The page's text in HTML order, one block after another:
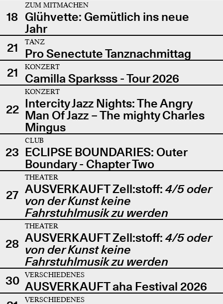
18
ZUM MITMACHEN
Glühvette: Gemütlich ins neue
Jahr
21
TANZ
Pro Senectute Tanznachmittag
21
KONZERT
Camilla Sparksss - Tour 2026
22
KONZERT
Intercity Jazz Nights: The Angry
Man Of Jazz – The mighty Charles
Mingus
23
CLUB
ECLIPSE BOUNDARIES: Outer
Boundary - Chapter Two
27
THEATER
AUSVERKAUFT Zell:stoff: 4/5 oder
von der Kunst keine
Fahrstuhlmusik zu werden
28
THEATER
AUSVERKAUFT Zell:stoff: 4/5 oder
von der Kunst keine
Fahrstuhlmusik zu werden
30
VERSCHIEDENES
AUSVERKAUFT aha Festival 2026
VERSCHIEDENES